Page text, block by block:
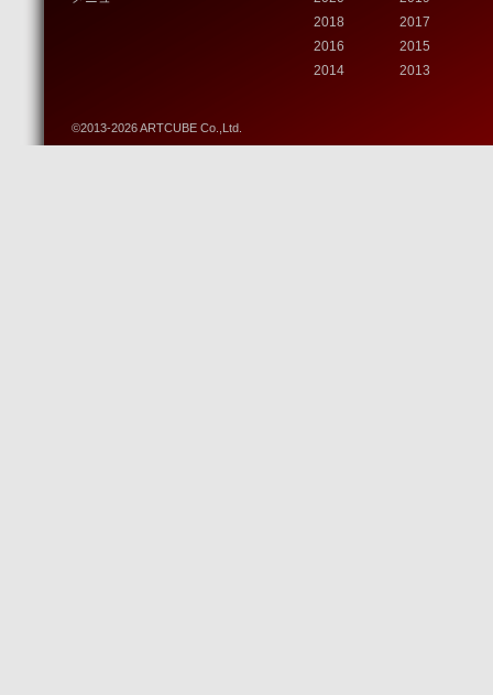
2018
2017
2016
2015
2014
2013
©2013-2026 ARTCUBE Co.,Ltd.